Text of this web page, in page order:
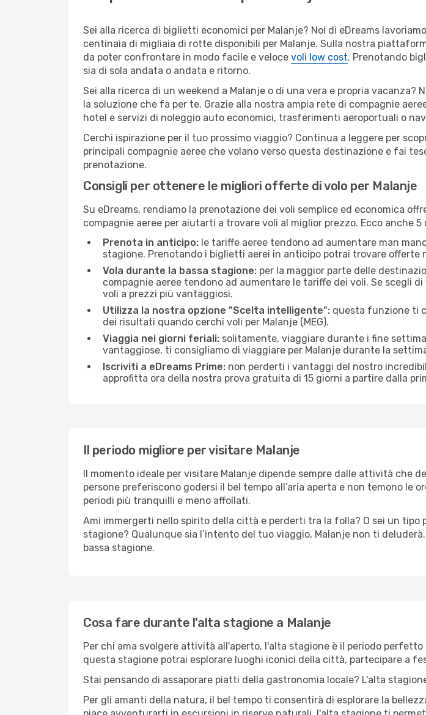
Sei alla ricerca di biglietti economici per Malanje? Noi di eDreams
centinaia di migliaia di rotte disponibili per Malanje. Sulla nostra
da poter confrontare in modo facile e veloce voli low cost. Prenotando
sia di sola andata o andata e ritorno.
Sei alla ricerca di un weekend a Malanje o di una vera e propria vacanza?
la soluzione che fa per te. Grazie alla nostra ampia rete di compagnie
hotel e servizi di noleggio auto economici, trasferimenti aeroportuali o
Cerchi ispirazione per il tuo prossimo viaggio? Continua a leggere per
principali compagnie aeree che volano verso questa destinazione e fai
prenotazione.
Consigli per ottenere le migliori offerte di volo per Malanje
Su eDreams, rendiamo la prenotazione dei voli semplice ed economica
compagnie aeree per aiutarti a trovare voli al miglior prezzo. Ecco anche
Prenota in anticipo: le tariffe aeree tendono ad aumentare man
stagione. Prenotando i biglietti aerei in anticipo potrai trovare offerte
Vola durante la bassa stagione: per la maggior parte delle
compagnie aeree tendono ad aumentare le tariffe dei voli. Se scegli
voli a prezzi più vantaggiosi.
Utilizza la nostra opzione "Scelta intelligente": questa funzione ti
dei risultati quando cerchi voli per Malanje (MEG).
Viaggia nei giorni feriali: solitamente, viaggiare durante i fine
vantaggiose, ti consigliamo di viaggiare per Malanje durante la
Iscriviti a eDreams Prime: non perderti i vantaggi del nostro
approfitta ora della nostra prova gratuita di 15 giorni a partire dalla
Il periodo migliore per visitare Malanje
Il momento ideale per visitare Malanje dipende sempre dalle attività che
persone preferiscono godersi il bel tempo all’aria aperta e non temono
periodi più tranquilli e meno affollati.
Ami immergerti nello spirito della città e perderti tra la folla? O sei un
stagione? Qualunque sia l’intento del tuo viaggio, Malanje non ti
bassa stagione.
Cosa fare durante l'alta stagione a Malanje
Per chi ama svolgere attività all'aperto, l'alta stagione è il periodo
questa stagione potrai esplorare luoghi iconici della città, partecipare a
Stai pensando di assaporare piatti della gastronomia locale? L'alta
Per gli amanti della natura, il bel tempo ti consentirà di esplorare la